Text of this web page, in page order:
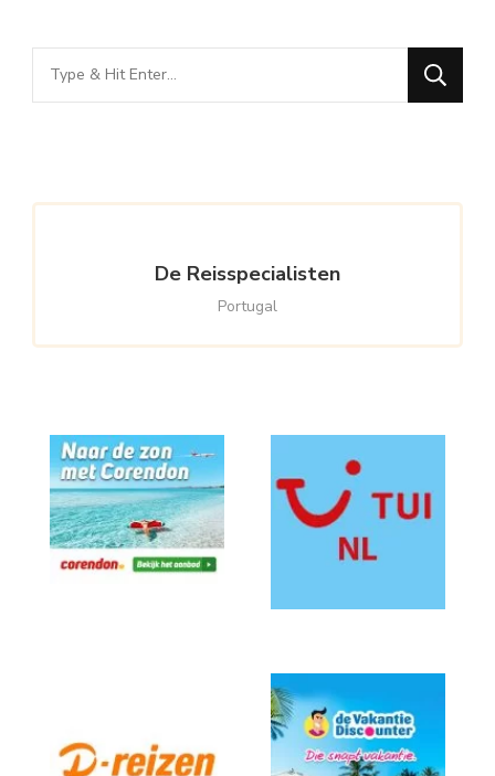
Looking
for
De Reisspecialisten
Portugal